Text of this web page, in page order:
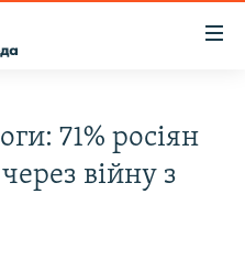
71% росіян
війну з